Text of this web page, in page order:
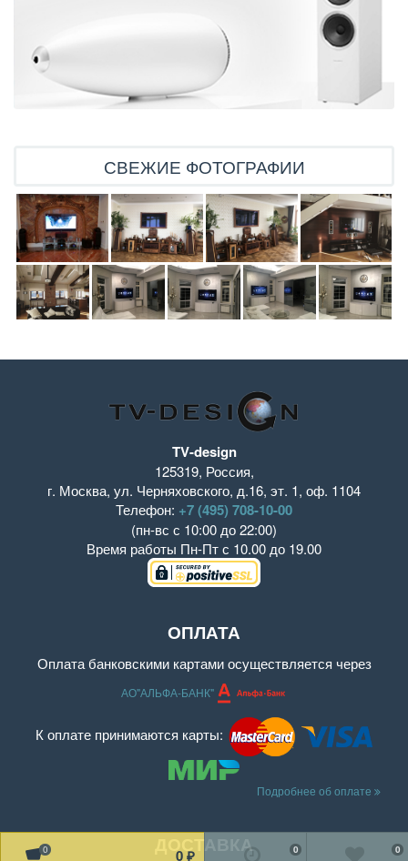
0 0 ₽
0
0
СВЕЖИЕ ФОТОГРАФИИ
TV-design
125319, Россия,
г. Москва, ул. Черняховского, д.16, эт. 1, оф. 1104
Телефон: +7 (495) 708-10-00
(пн-вс с 10:00 до 22:00)
Время работы Пн-Пт с 10.00 до 19.00
ОПЛАТА
Оплата банковскими картами осуществляется через
АО"АЛЬФА-БАНК"
К оплате принимаются карты:
Подробнее об оплате
ДОСТАВКА